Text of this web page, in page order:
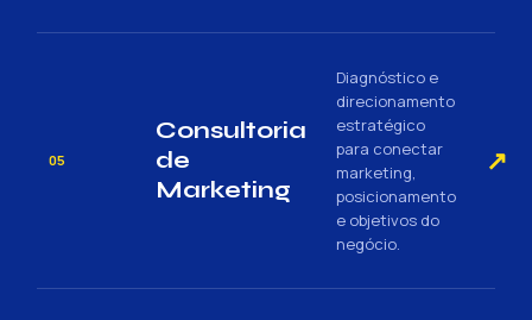
05
Consultoria
de
Marketing
Diagnóstico e
direcionamento
estratégico
para conectar
marketing,
posicionamento
e objetivos do
negócio.
↗